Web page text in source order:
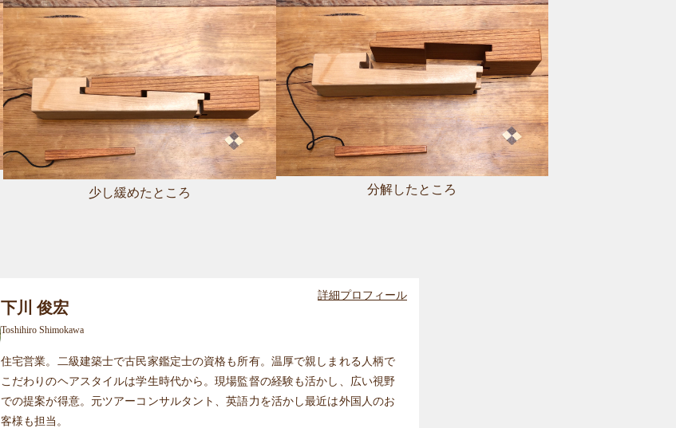
少し緩めたところ 分解したところ
詳細プロフィール
下川 俊宏
Toshihiro Shimokawa
住宅営業。二級建築士で古民家鑑定士の資格も所有。温厚で親しまれる人柄で
こだわりのヘアスタイルは学生時代から。現場監督の経験も活かし、広い視野
での提案が得意。元ツアーコンサルタント、英語力を活かし最近は外国人のお
客様も担当。